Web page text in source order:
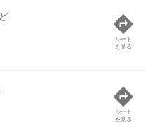
ルート
を見る
ルート
を見る